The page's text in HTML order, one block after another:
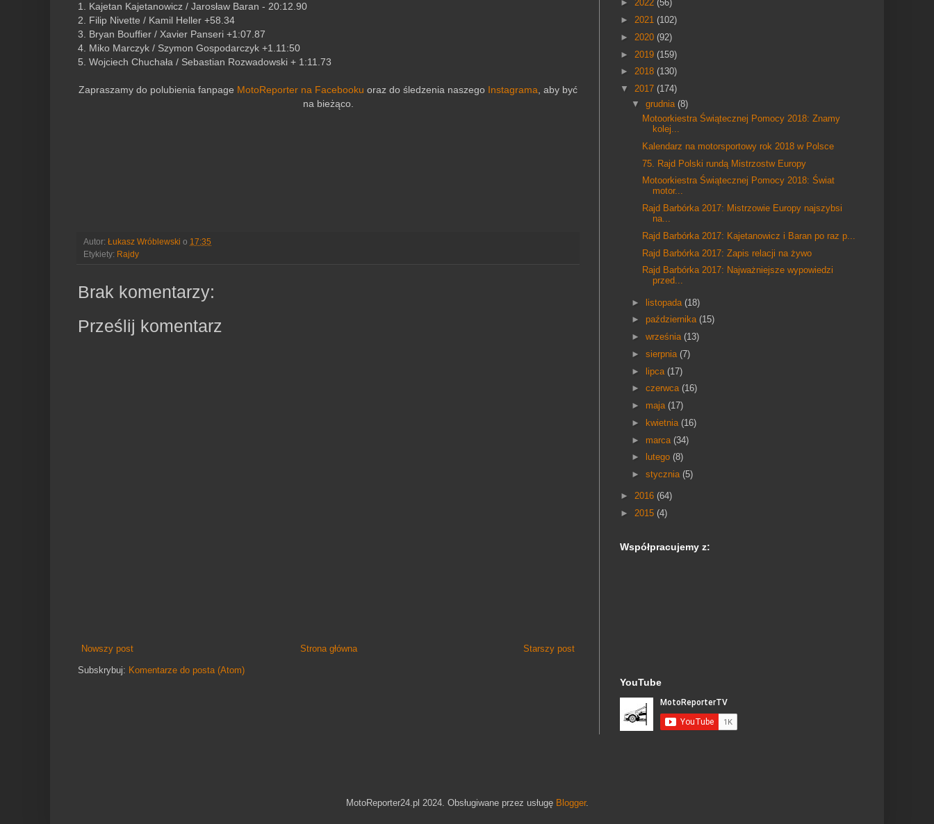
1. Kajetan Kajetanowicz / Jarosław Baran - 20:12.90
2. Filip Nivette / Kamil Heller +58.34
3. Bryan Bouffier / Xavier Panseri +1:07.87
4. Miko Marczyk / Szymon Gospodarczyk +1.11:50
5. Wojciech Chuchała / Sebastian Rozwadowski + 1:11.73
Zapraszamy do polubienia fanpage MotoReporter na Facebooku oraz do śledzenia naszego Instagrama, aby być
na bieżąco.
Autor: Łukasz Wróblewski o 17:35
Etykiety: Rajdy
Brak komentarzy:
Prześlij komentarz
Nowszy post Starszy post
Strona główna
Subskrybuj: Komentarze do posta (Atom)
► 2022 (56)
► 2021 (102)
► 2020 (92)
► 2019 (159)
► 2018 (130)
▼ 2017 (174)
▼ grudnia (8)
Motoorkiestra Świątecznej Pomocy 2018: Znamy
kolej...
Kalendarz na motorsportowy rok 2018 w Polsce
75. Rajd Polski rundą Mistrzostw Europy
Motoorkiestra Świątecznej Pomocy 2018: Świat
motor...
Rajd Barbórka 2017: Mistrzowie Europy najszybsi
na...
Rajd Barbórka 2017: Kajetanowicz i Baran po raz p...
Rajd Barbórka 2017: Zapis relacji na żywo
Rajd Barbórka 2017: Najważniejsze wypowiedzi
przed...
► listopada (18)
► października (15)
► września (13)
► sierpnia (7)
► lipca (17)
► czerwca (16)
► maja (17)
►
kwietnia (16)
► marca (34)
►
lutego (8)
► stycznia (5)
► 2016 (64)
► 2015 (4)
Współpracujemy z:
YouTube
MotoReporter24.pl 2024. Obsługiwane przez usługę Blogger.